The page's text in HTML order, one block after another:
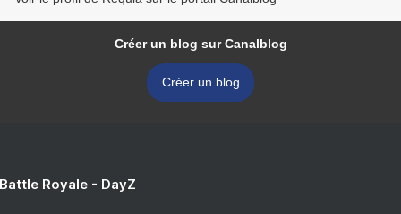
Créer un blog sur Canalblog
Créer un blog
Royale - DayZ